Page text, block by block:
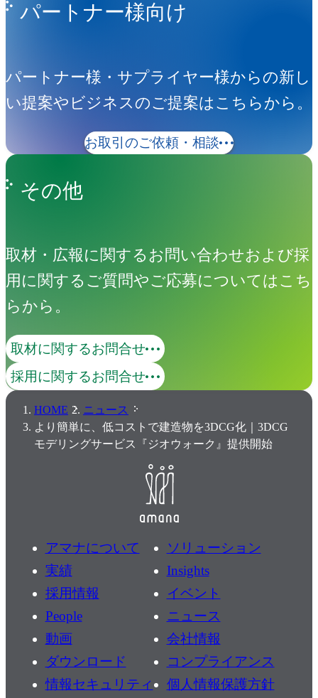
パートナー様向け
パートナー様・サプライヤー様からの新し
い提案やビジネスのご提案はこちらから。
お取引のご依頼・相談
その他
取材・広報に関するお問い合わせおよび採
用に関するご質問やご応募についてはこち
らから。
取材に関するお問合せ
採用に関するお問合せ
HOME
ニュース
より簡単に、低コストで建造物を3DCG化｜3DCG
モデリングサービス『ジオウォーク』提供開始
アマナについて
ソリューション
実績
Insights
採用情報
イベント
People
ニュース
動画
会社情報
ダウンロード
コンプライアンス
情報セキュリティ
個人情報保護方針